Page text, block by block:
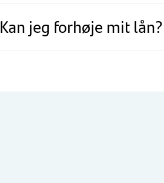
Kan jeg forhøje mit lån?